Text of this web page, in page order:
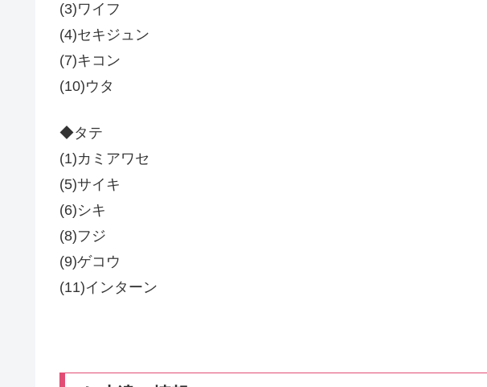
(3)ワイフ
(4)セキジュン
(7)キコン
(10)ウタ
◆タテ
(1)カミアワセ
(5)サイキ
(6)シキ
(8)フジ
(9)ゲコウ
(11)インターン